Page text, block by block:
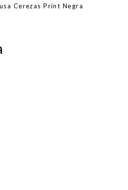
Cerezas Print Negra